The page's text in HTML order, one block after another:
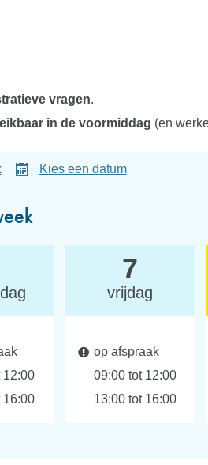
vragen.
in de voormiddag (en
Kies een datum
12:00
16:00
7
vrijdag
op afspraak
09:00tot 12:00
&
13:00tot 16:00